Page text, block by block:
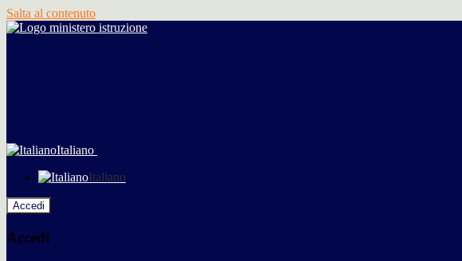
Salta al contenuto
Italiano
Italiano
Accedi
Accedi